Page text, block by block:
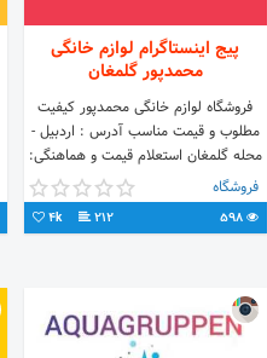
پیج اینستاگرام لوازم خانگی
محمدپور گلمغان
فروشگاه لوازم خانگی محمدپور کیفیت
مطلوب و قیمت مناسب آدرس : اردبیل -
محله گلمغان استعلام قیمت و هماهنگی:
09141543428 04533421192
@kazem.mohammadpur
فروشگاه
598
212
4k